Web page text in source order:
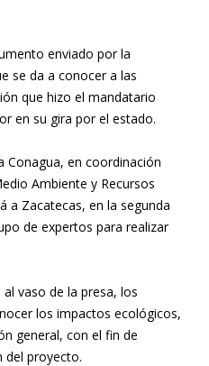
enviado por la
se da a conocer a las
que hizo el mandatario
en su gira por el estado.
Conagua, en coordinación
Ambiente y Recursos
a Zacatecas, en la segunda
de expertos para realizar
vaso de la presa, los
los impactos ecológicos,
general, con el fin de
del proyecto.